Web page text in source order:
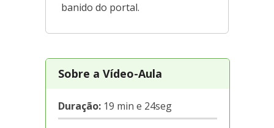
banido do portal.
Sobre a Vídeo-Aula
Duração: 19 min e 24seg